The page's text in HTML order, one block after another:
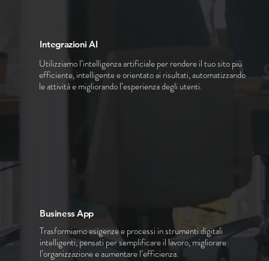
Integrazioni AI
Utilizziamo l’intelligenza artificiale per rendere il tuo sito più
efficiente, intelligente e orientato ai risultati, automatizzando
le attività e migliorando l’esperienza degli utenti.
Business App
Trasformiamo esigenze e processi in strumenti digitali
intelligenti, pensati per semplificare il lavoro, migliorare
l’organizzazione e aumentare l’efficienza.